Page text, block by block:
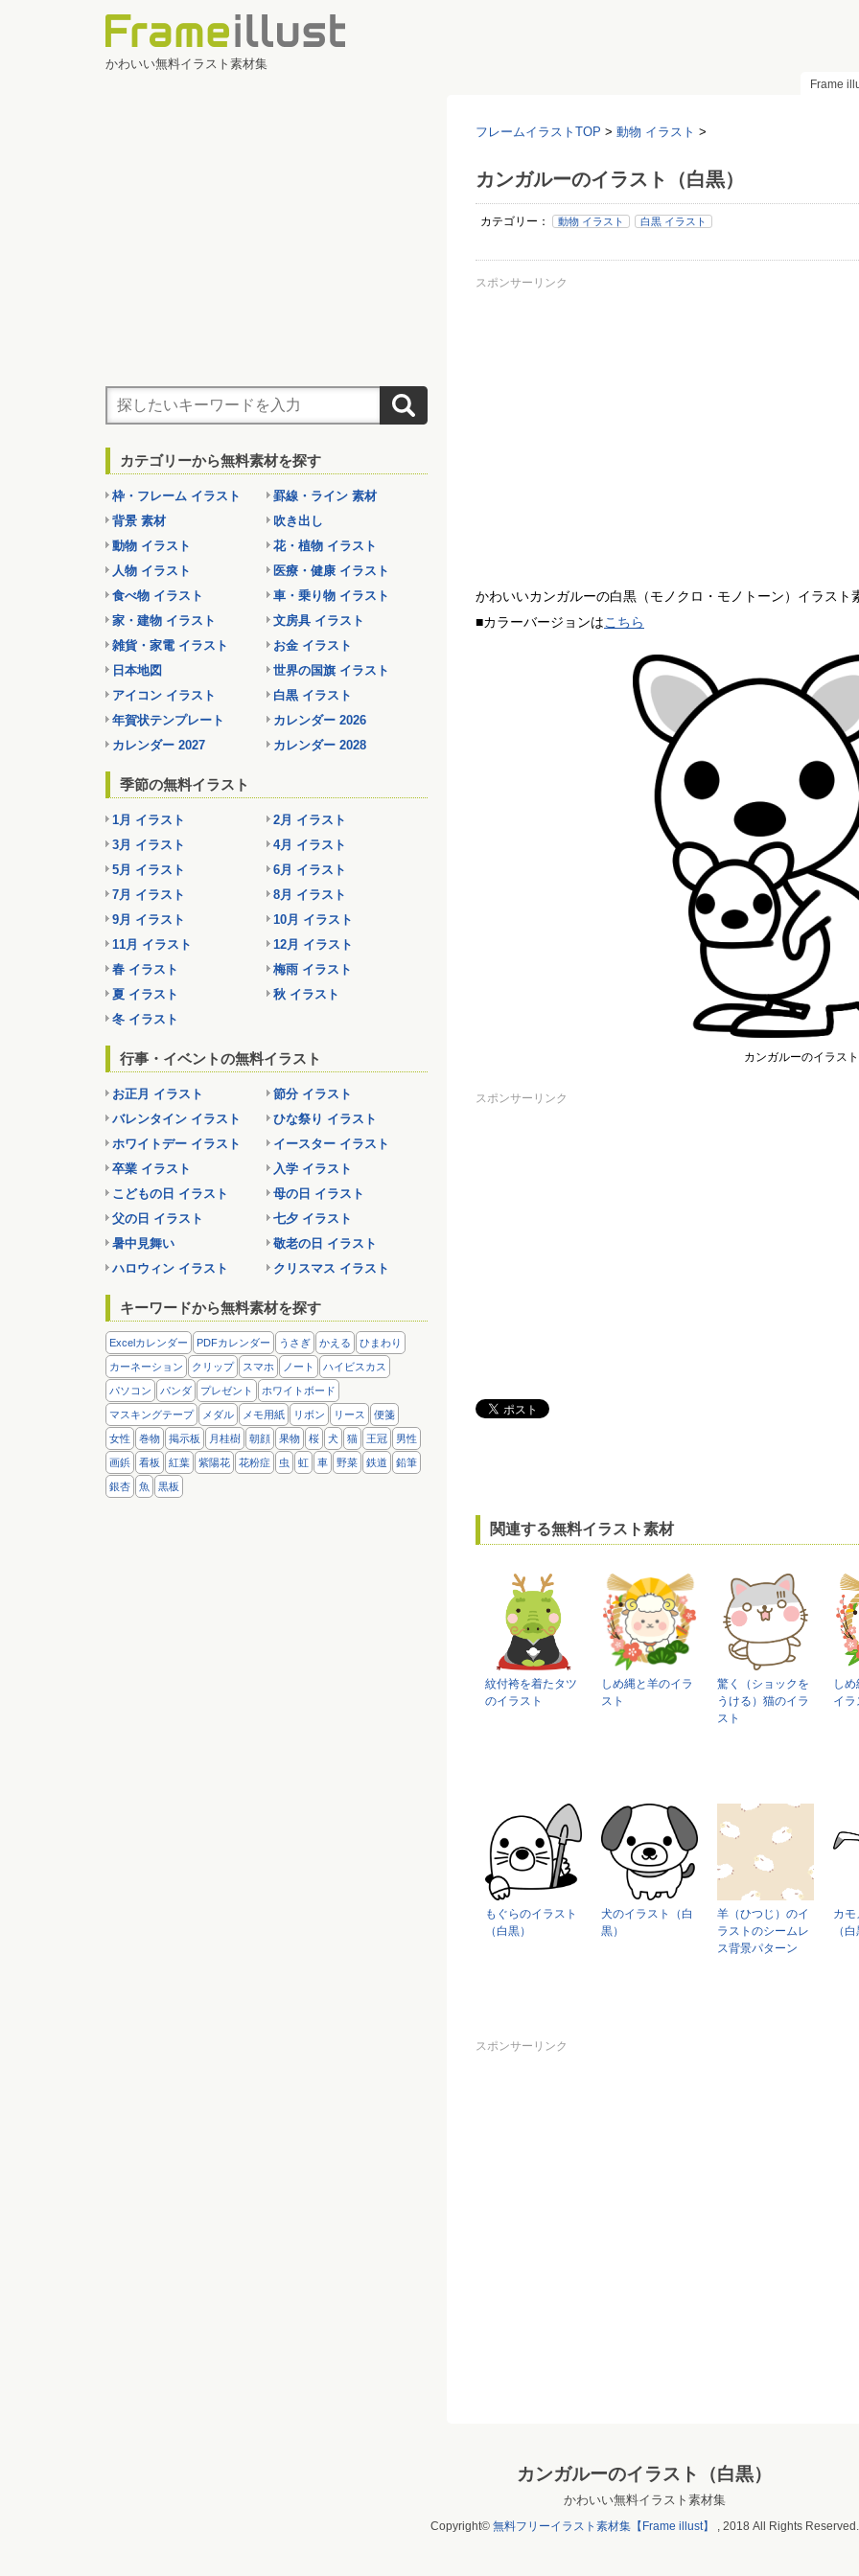
かわいい無料イラスト素材集
Frame
フレームイラストTOP > 動物 イラスト >
カンガルーのイラスト（白黒）
カテゴリー： 動物 イラスト 白黒 イラスト
スポンサーリンク
かわいいカンガルーの白黒（モノクロ・モノトーン）イラスト
■カラーバージョンはこちら
カンガルーのイラス
スポンサーリンク
関連する無料イラスト素材
紋付袴を着たタツ
のイラスト
しめ縄と羊のイラ
スト
驚く（ショックを
うける）猫のイラ
スト
し
イラ
もぐらのイラスト
（白黒）
犬のイラスト（白
黒）
羊（ひつじ）のイ
ラストのシームレ
ス背景パターン
カ
（
スポンサーリンク
カテゴリーから無料素材を探す
枠・フレーム イラスト
罫線・ライン 素材
背景 素材
吹き出し
動物 イラスト
花・植物 イラスト
人物 イラスト
医療・健康 イラスト
食べ物 イラスト
車・乗り物 イラスト
家・建物 イラスト
文房具 イラスト
雑貨・家電 イラスト
お金 イラスト
日本地図
世界の国旗 イラスト
アイコン イラスト
白黒 イラスト
年賀状テンプレート
カレンダー 2026
カレンダー 2027
カレンダー 2028
季節の無料イラスト
1月 イラスト
2月 イラスト
3月 イラスト
4月 イラスト
5月 イラスト
6月 イラスト
7月 イラスト
8月 イラスト
9月 イラスト
10月 イラスト
11月 イラスト
12月 イラスト
春 イラスト
梅雨 イラスト
夏 イラスト
秋 イラスト
冬 イラスト
行事・イベントの無料イラスト
お正月 イラスト
節分 イラスト
バレンタイン イラスト
ひな祭り イラスト
ホワイトデー イラスト
イースター イラスト
卒業 イラスト
入学 イラスト
こどもの日 イラスト
母の日 イラスト
父の日 イラスト
七夕 イラスト
暑中見舞い
敬老の日 イラスト
ハロウィン イラスト
クリスマス イラスト
キーワードから無料素材を探す
Excelカレンダー PDFカレンダー うさぎ かえる ひまわり
カーネーション クリップ スマホ ノート ハイビスカス
パソコン パンダ プレゼント ホワイトボード
マスキングテープ メダル メモ用紙 リボン リース 便箋
女性 巻物 掲示板 月桂樹 朝顔 果物 桜 犬 猫 王冠 男性
画鋲 看板 紅葉 紫陽花 花粉症 虫 虹 車 野菜 鉄道 鉛筆
銀杏 魚 黒板
カンガルーのイラスト（白黒）
かわいい無料イラスト素材集
Copyright© 無料フリーイラスト素材集【Frame illust】 , 2018 All Rights Reserved.